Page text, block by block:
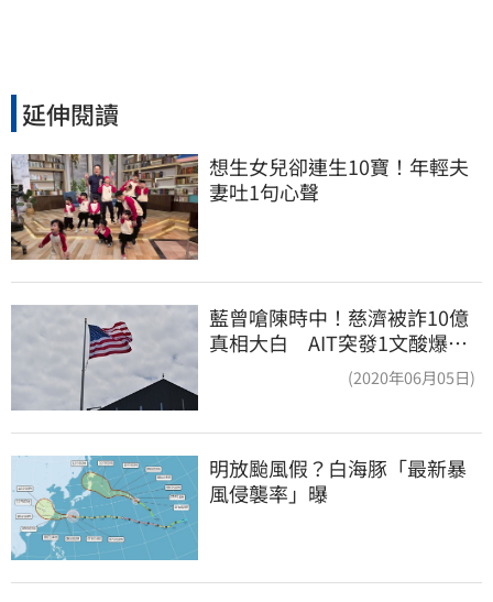
延伸閱讀
想生女兒卻連生10寶！年輕夫
妻吐1句心聲
藍曾嗆陳時中！慈濟被詐10億
真相大白 AIT突發1文酸爆…
(2020年06月05日)
明放颱風假？白海豚「最新暴
風侵襲率」曝